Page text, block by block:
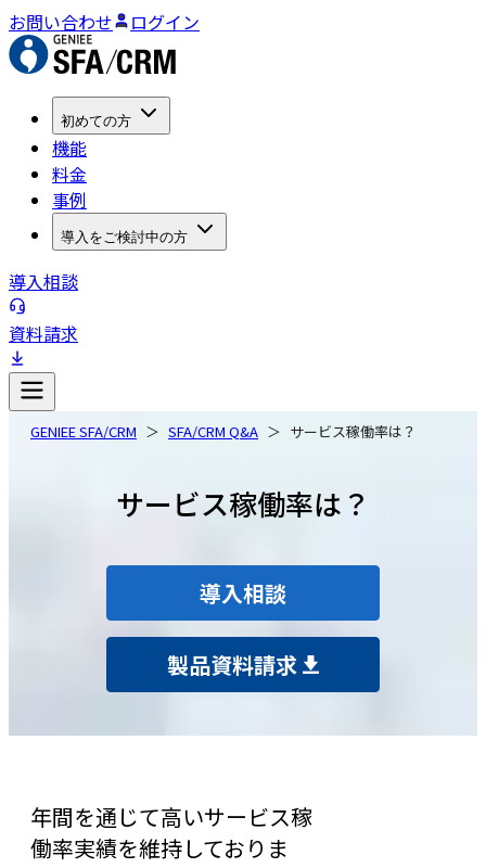
お問い合わせ ログイン
初めての方
機能
料金
事例
導入をご検討中の方
導入相談
資料請求
GENIEE SFA/CRM SFA/CRM Q&A サービス稼働率は？
サービス稼働率は？
導入相談
製品資料請求
年間を通じて高いサービス稼
働率実績を維持しておりま